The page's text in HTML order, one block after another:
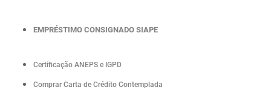
EMPRÉSTIMO CONSIGNADO SIAPE
Certificação ANEPS e IGPD
Comprar Carta de Crédito Contemplada